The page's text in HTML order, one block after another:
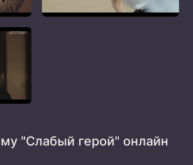
"Слабый герой" онлайн